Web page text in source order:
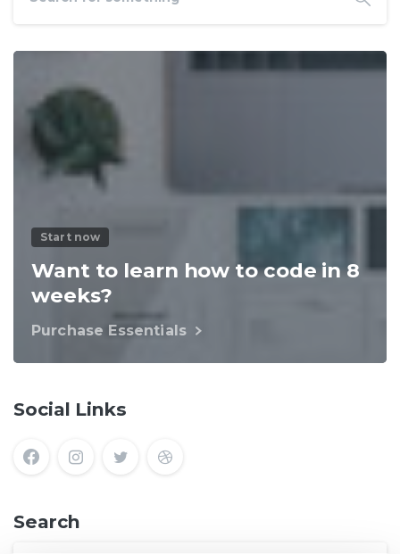
Start now
Want to learn how to code in 8
weeks?
Purchase Essentials
Social Links
Search